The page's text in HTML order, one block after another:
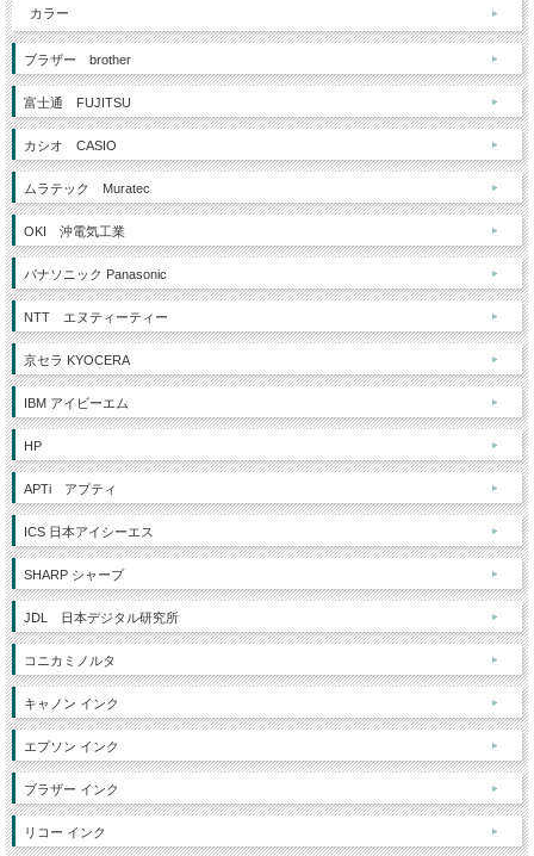
カラー
ブラザー brother
富士通 FUJITSU
カシオ CASIO
ムラテック Muratec
OKI 沖電気工業
パナソニック Panasonic
NTT エヌティーティー
京セラ KYOCERA
IBM アイビーエム
HP
APTi アプティ
ICS 日本アイシーエス
SHARP シャープ
JDL 日本デジタル研究所
コニカミノルタ
キャノン インク
エプソン インク
ブラザー インク
リコー インク